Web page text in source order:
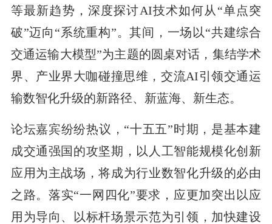
等最新趋势，深度探讨AI技术如何从“单点突
破”迈向“系统重构”。其间，一场以“共建综合
交通运输大模型”为主题的圆桌对话，集结学术
界、产业界大咖碰撞思维，交流AI引领交通运
输数智化升级的新路径、新蓝海、新生态。
论坛嘉宾纷纷热议，“十五五”时期，是基本建
成交通强国的攻坚期，以人工智能规模化创新
应用为主战场，将成为行业数智化升级的必由
之路。落实“一网四化”要求，应更加突出以应
用为导向、以标杆场景示范为引领，加快建设